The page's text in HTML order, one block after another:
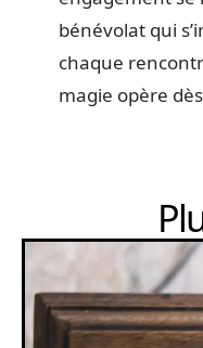
bénévolat qui
chaque
magie opère